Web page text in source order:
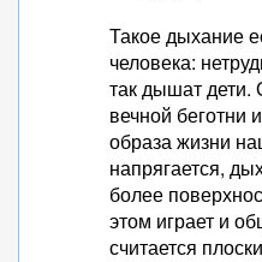
Такое дыхание
человека:
так дышат дети.
вечной беготни
образа жизни
напрягается,
более
этом играет и
считается